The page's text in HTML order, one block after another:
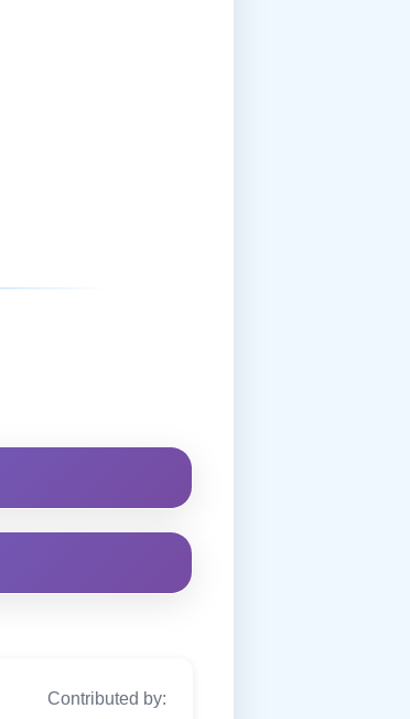
Contributed by: